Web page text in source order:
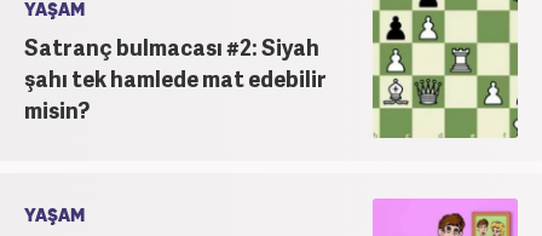
YAŞAM
Satranç bulmacası #2: Siyah
şahı tek hamlede mat edebilir
misin?
YAŞAM